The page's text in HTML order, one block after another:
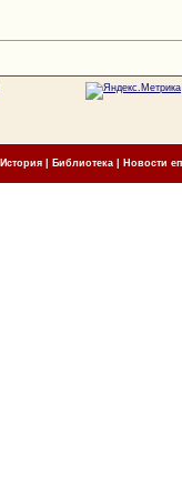
История| Библиотека Новости